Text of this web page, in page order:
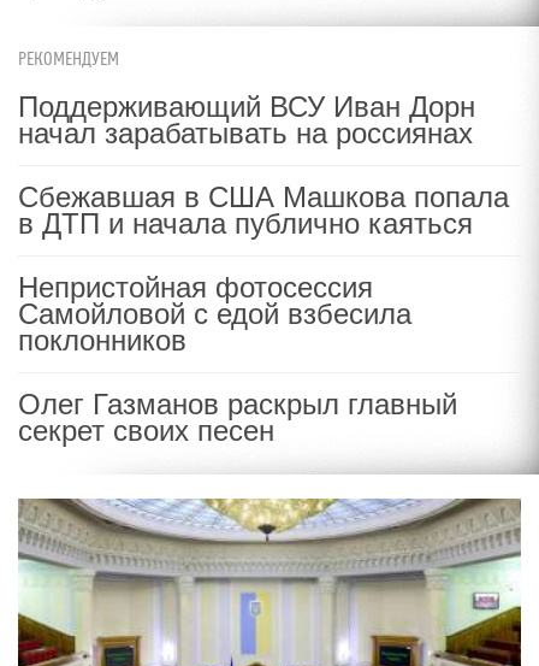
РЕКОМЕНДУЕМ
Поддерживающий ВСУ Иван Дорн
начал зарабатывать на россиянах
Сбежавшая в США Машкова попала
в ДТП и начала публично каяться
Непристойная фотосессия
Самойловой с едой взбесила
поклонников
Олег Газманов раскрыл главный
секрет своих песен